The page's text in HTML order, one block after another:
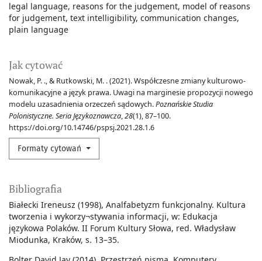
legal language reasons for the judgement model of reasons
for judgement text intelligibility communication changes
plain language
Jak cytować
Nowak, P. ., & Rutkowski, M. . (2021). Współczesne zmiany kulturowo-
komunikacyjne a język prawa. Uwagi na marginesie propozycji nowego
modelu uzasadnienia orzeczeń sądowych.Poznańskie Studia
Polonistyczne. Seria Językoznawcza,28(1), 87–100.
https://doi.org/10.14746/pspsj.2021.28.1.6
Formaty cytowań
Bibliografia
Białecki Ireneusz (1998), Analfabetyzm funkcjonalny. Kultura
tworzenia i wykorzy¬stywania informacji, w: Edukacja
językowa Polaków. II Forum Kultury Słowa, red. Władysław
Miodunka, Kraków, s. 13–35.